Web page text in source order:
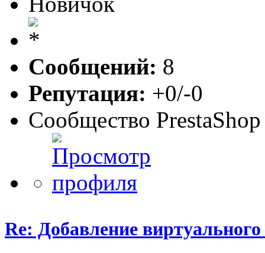
Сообщений: 8
Репутация: +0/-0
Сообщество PrestaShop
Re: Добавление